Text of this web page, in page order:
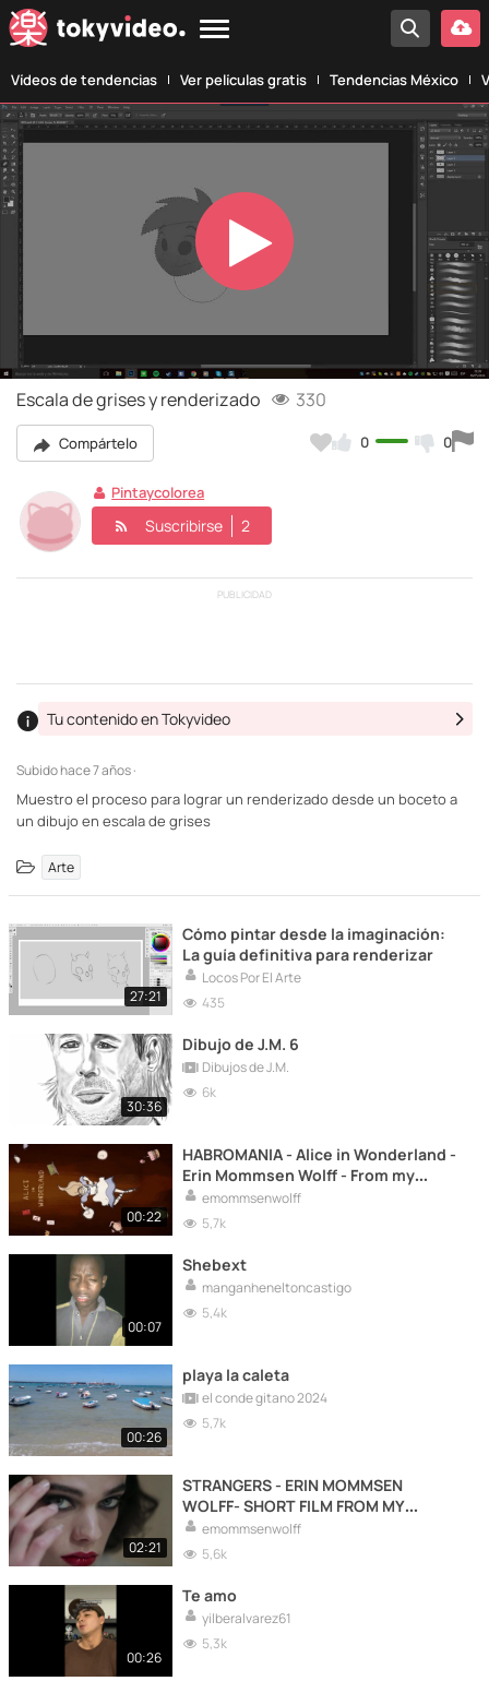
Vídeos de tendencias Ver películas gratis Tendencias México
Play
Video
Escala de grises y renderizado 330
Compártelo 0 0
Pintaycolorea
Suscribirse 2
PUBLICIDAD
Subidohace 7 años ·
Tu contenido en Tokyvideo
Muestro el proceso para lograr un renderizado desde un boceto a
un dibujo en escala de grises
Arte
27:21
Cómo pintar desde la imaginación:
La guía definitiva para renderizar
Locos Por El Arte
435
30:36
Dibujo de J.M. 6
Dibujos de J.M.
6k
00:22
HABROMANIA - Alice in Wonderland -
Erin Mommsen Wolff - From my
Authorship.
emommsenwolff
5,7k
00:07
Shebext
manganheneltoncastigo
5,4k
00:26
playa la caleta
el conde gitano 2024
5,7k
02:21
STRANGERS - ERIN MOMMSEN
WOLFF- SHORT FILM FROM MY
AUTHORSHIP.
emommsenwolff
5,6k
00:26
Te amo
yilberalvarez61
5,3k